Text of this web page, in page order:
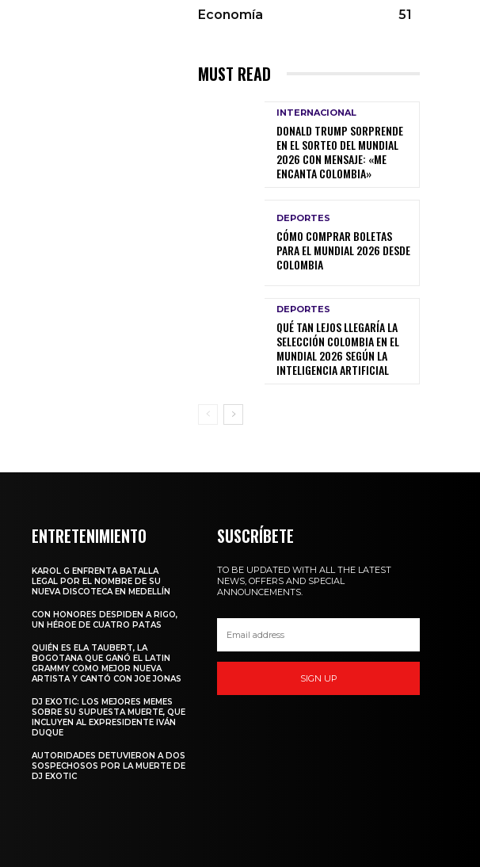
Economía
51
MUST READ
INTERNACIONAL
DONALD TRUMP SORPRENDE
EN EL SORTEO DEL MUNDIAL
2026 CON MENSAJE: «ME
ENCANTA COLOMBIA»
DEPORTES
CÓMO COMPRAR BOLETAS
PARA EL MUNDIAL 2026 DESDE
COLOMBIA
DEPORTES
QUÉ TAN LEJOS LLEGARÍA LA
SELECCIÓN COLOMBIA EN EL
MUNDIAL 2026 SEGÚN LA
INTELIGENCIA ARTIFICIAL
ENTRETENIMIENTO
KAROL G ENFRENTA BATALLA
LEGAL POR EL NOMBRE DE SU
NUEVA DISCOTECA EN MEDELLÍN
CON HONORES DESPIDEN A RIGO,
UN HÉROE DE CUATRO PATAS
QUIÉN ES ELA TAUBERT, LA
BOGOTANA QUE GANÓ EL LATIN
GRAMMY COMO MEJOR NUEVA
ARTISTA Y CANTÓ CON JOE JONAS
DJ EXOTIC: LOS MEJORES MEMES
SOBRE SU SUPUESTA MUERTE, QUE
INCLUYEN AL EXPRESIDENTE IVÁN
DUQUE
AUTORIDADES DETUVIERON A DOS
SOSPECHOSOS POR LA MUERTE DE
DJ EXOTIC
SUSCRÍBETE
TO BE UPDATED WITH ALL THE LATEST
NEWS, OFFERS AND SPECIAL
ANNOUNCEMENTS.
SIGN UP